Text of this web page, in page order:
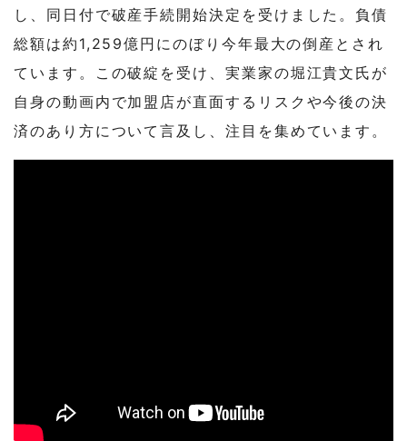
し、同日付で破産手続開始決定を受けました。負債
総額は約1,259億円にのぼり今年最大の倒産とされ
ています。この破綻を受け、実業家の堀江貴文氏が
自身の動画内で加盟店が直面するリスクや今後の決
済のあり方について言及し、注目を集めています。